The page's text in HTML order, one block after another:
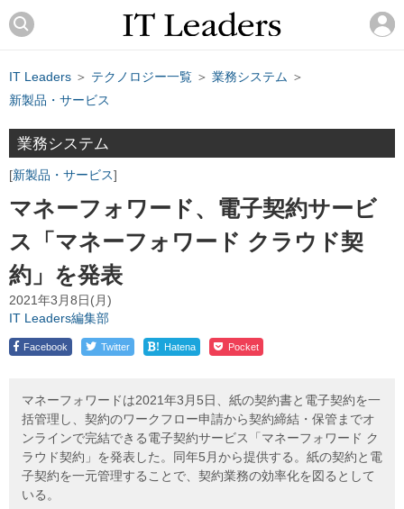
IT Leaders ＞ テクノロジー一覧 ＞ 業務システム ＞
新製品・サービス
業務システム
新製品・サービス
マネーフォワード、電子契約サービ
ス「マネーフォワード クラウド契
約」を発表
2021年3月8日(月)
IT Leaders編集部
Facebook Twitter ! Hatena Pocket
マネーフォワードは2021年3月5日、紙の契約書と電子契約を一
括管理し、契約のワークフロー申請から契約締結・保管までオ
ンラインで完結できる電子契約サービス「マネーフォワード ク
ラウド契約」を発表した。同年5月から提供する。紙の契約と電
子契約を一元管理することで、契約業務の効率化を図るとして
いる。